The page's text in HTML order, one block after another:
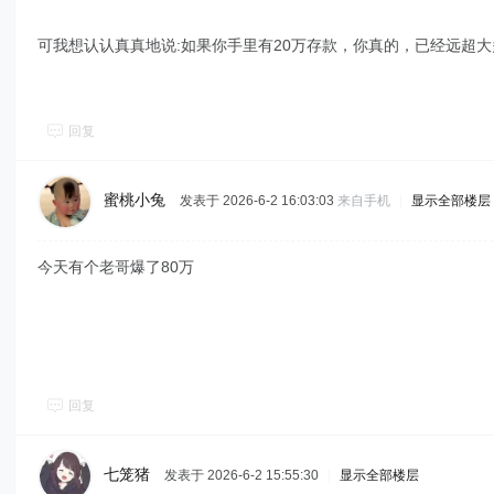
可我想认认真真地说:如果你手里有20万存款，你真的，已经远超大
回复
蜜桃小兔 发表于 2026-6-2 16:03:03 来自手机 显示全部楼层
今天有个老哥爆了80万
回复
七笼猪 发表于 2026-6-2 15:55:30 显示全部楼层